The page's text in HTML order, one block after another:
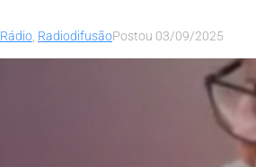
Rádio, RadiodifusãoPostou 03/09/2025